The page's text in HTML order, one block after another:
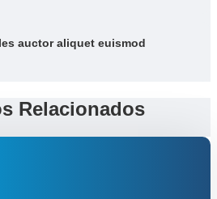
auctor aliquet euismod
Relacionados